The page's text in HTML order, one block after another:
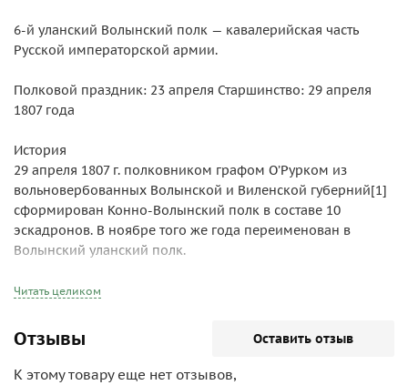
6-й уланский Волынский полк — кавалерийская часть
Русской императорской армии.
Полковой праздник: 23 апреля Старшинство: 29 апреля
1807 года
История
29 апреля 1807 г. полковником графом О’Рурком из
вольновербованных Волынской и Виленской губерний[1]
сформирован Конно-Волынский полк в составе 10
эскадронов. В ноябре того же года переименован в
Волынский уланский полк.
По сформировании принял участие в войне с Турцией. Во
преследовании французов от Березины, за что был
награждён серебряными Георгиевскими трубами.
Принимал участие в кампаниях 1813 и 1814 гг.
Читать целиком
Отзывы Оставить отзыв
К этому товару еще нет отзывов,